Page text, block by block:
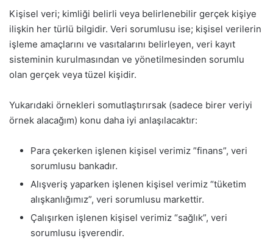
Kişisel veri; kimliği belirli veya belirlenebilir gerçek kişiye
ilişkin her türlü bilgidir. Veri sorumlusu ise; kişisel verilerin
işleme amaçlarını ve vasıtalarını belirleyen, veri kayıt
sisteminin kurulmasından ve yönetilmesinden sorumlu
olan gerçek veya tüzel kişidir.
Yukarıdaki örnekleri somutlaştırırsak (sadece birer veriyi
örnek alacağım) konu daha iyi anlaşılacaktır:
Para çekerken işlenen kişisel verimiz ”finans”, veri
sorumlusu bankadır.
Alışveriş yaparken işlenen kişisel verimiz “tüketim
alışkanlığımız”, veri sorumlusu markettir.
Çalışırken işlenen kişisel verimiz “sağlık”, veri
sorumlusu işverendir.